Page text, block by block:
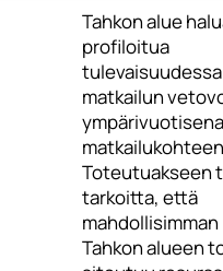
Tahkon alue
profiloitua
matkailun
ympärivuotisena
Toteutuakseen
tarkoitta, että
mahdollisimman
Tahkon alueen